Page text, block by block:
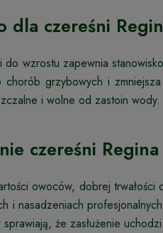
dla czereśni
do wzrostu zapewnia
chorób grzybowych i
i wolne od zastoin
czereśni
owoców, dobrej
i nasadzeniach
że zasłużenie